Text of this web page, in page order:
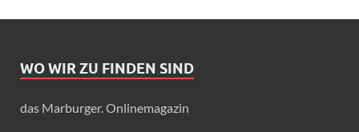
WO WIR ZU FINDEN SIND
das Marburger. Onlinemagazin